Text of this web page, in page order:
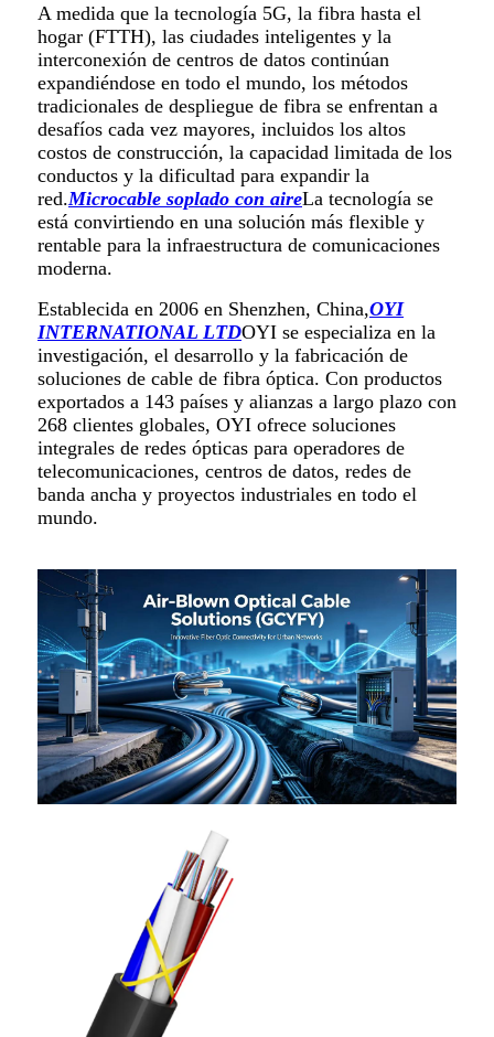
A medida que la tecnología 5G, la fibra hasta el
hogar (FTTH), las ciudades inteligentes y la
interconexión de centros de datos continúan
expandiéndose en todo el mundo, los métodos
tradicionales de despliegue de fibra se enfrentan a
desafíos cada vez mayores, incluidos los altos
costos de construcción, la capacidad limitada de los
conductos y la dificultad para expandir la
red.Microcable soplado con aireLa tecnología se
está convirtiendo en una solución más flexible y
rentable para la infraestructura de comunicaciones
moderna.
Establecida en 2006 en Shenzhen, China,OYI
INTERNATIONAL LTDOYI se especializa en la
investigación, el desarrollo y la fabricación de
soluciones de cable de fibra óptica. Con productos
exportados a 143 países y alianzas a largo plazo con
268 clientes globales, OYI ofrece soluciones
integrales de redes ópticas para operadores de
telecomunicaciones, centros de datos, redes de
banda ancha y proyectos industriales en todo el
mundo.